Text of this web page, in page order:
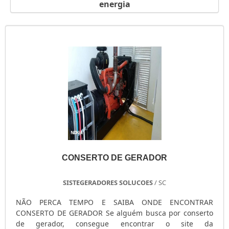
GERADOR PORTÁTIL A GASOLINA
GERADOR PEQUENO A GASOLINA
GERADOR PARA RESIDÊNCIA
GERADOR PARA RESIDÊNCIA PREÇO
GERADOR PARA LOCAÇÃO SÃO PAULO
GERADOR PARA AR CONDICIONADO
GERADOR MOTOMIL
GERADOR ELÉTRICO DIESEL
GERADOR ELÉTRICO A DIESEL
GERADOR DIESEL TRIFÁSICO
GERADOR DIESEL RESIDENCIAL
GERADOR DIESEL PORTÁTIL
energia
CONSERTO DE GERADOR
SISTEGERADORES SOLUCOES/ SC
NÃO PERCA TEMPO E SAIBA ONDE ENCONTRAR
CONSERTO DE GERADOR Se alguém busca por conserto
de gerador, consegue encontrar o site da